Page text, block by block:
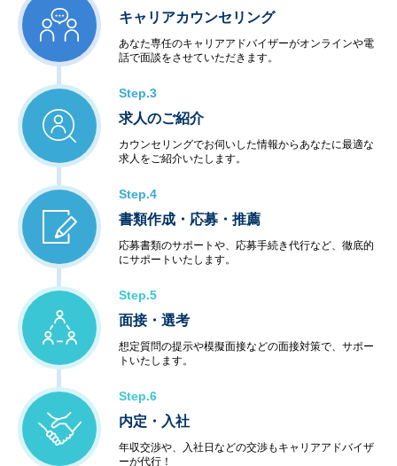
キャリアカウンセリング
あなた専任のキャリアアドバイザーがオンラインや電
話で面談をさせていただきます。
Step.3
求人のご紹介
カウンセリングでお伺いした情報からあなたに最適な
求人をご紹介いたします。
Step.4
書類作成・応募・推薦
応募書類のサポートや、応募手続き代行など、徹底的
にサポートいたします。
Step.5
面接・選考
想定質問の提示や模擬面接などの面接対策で、サポー
トいたします。
Step.6
内定・入社
年収交渉や、入社日などの交渉もキャリアアドバイザ
ーが代行！